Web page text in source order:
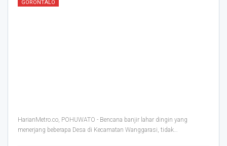
GORONTALO
HarianMetro.co, POHUWATO - Bencana banjir lahar dingin yang
menerjang beberapa Desa di Kecamatan Wanggarasi, tidak…